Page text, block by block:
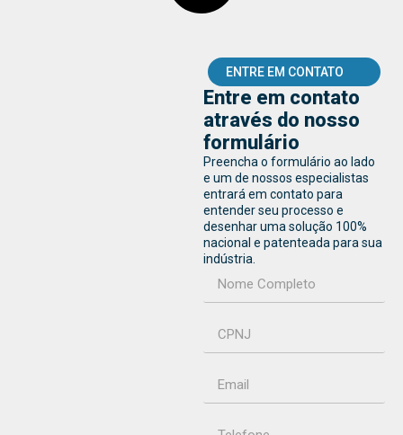
ENTRE EM CONTATO
Entre em contato
através do nosso
formulário
Preencha o formulário ao lado
e um de nossos especialistas
entrará em contato para
entender seu processo e
desenhar uma solução 100%
nacional e patenteada para sua
indústria.